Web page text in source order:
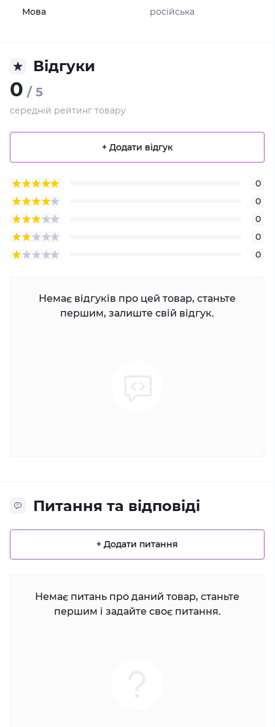
Мова російська
Відгуки
0 / 5
середній рейтинг товару
+ Додати відгук
0
0
0
0
0
Немає відгуків про цей товар, станьте
першим, залиште свій відгук.
Питання та відповіді
+ Додати питання
Немає питань про даний товар, станьте
першим і задайте своє питання.